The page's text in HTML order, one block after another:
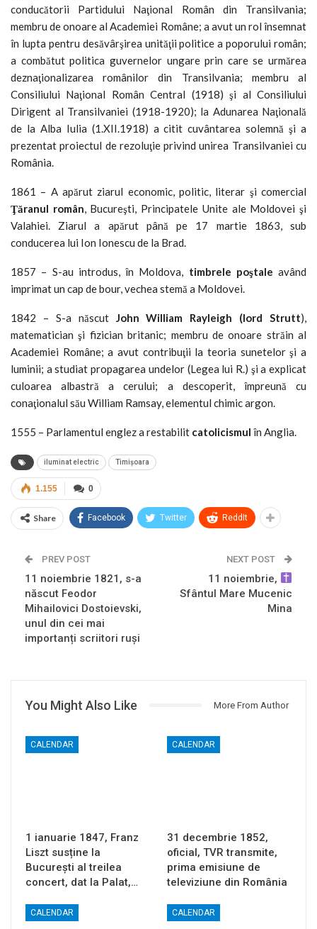
conducătorii Partidului Naţional Român din Transilvania;
membru de onoare al Academiei Române; a avut un rol însemnat
în lupta pentru desăvârşirea unităţii politice a poporului român;
a combătut politica guvernelor ungare prin care se urmărea
deznaţionalizarea românilor din Transilvania; membru al
Consiliului Naţional Român Central (1918) şi al Consiliului
Dirigent al Transilvaniei (1918-1920); la Adunarea Naţională
de la Alba Iulia (1.XII.1918) a citit cuvântarea solemnă şi a
prezentat proiectul de rezoluţie privind unirea Transilvaniei cu
România.
1861 – A apărut ziarul economic, politic, literar şi comercial
Ţăranul român, Bucureşti, Principatele Unite ale Moldovei şi
Valahiei. Ziarul a apărut până pe 17 martie 1863, sub
conducerea lui Ion Ionescu de la Brad.
1857 – S-au introdus, în Moldova, timbrele poştale având
imprimat un cap de bour, vechea stemă a Moldovei.
1842 – S-a născut John William Rayleigh (lord Strutt),
matematician şi fizician britanic; membru de onoare străin al
Academiei Române; a avut contribuţii la teoria sunetelor şi a
luminii; a studiat propagarea undelor (Legea lui R.) şi a explicat
culoarea albastră a cerului; a descoperit, împreună cu
conaţionalul său William Ramsay, elementul chimic argon.
1555 – Parlamentul englez a restabilit catolicismul în Anglia.
iluminat electric Timișoara
0
1.155
Share Facebook Twitter ReddIt
PREV POST
11 noiembrie 1821, s-a
născut Feodor
Mihailovici Dostoievski,
unul din cei mai
importanți scriitori ruși
NEXT POST
11 noiembrie,
Sfântul Mare Mucenic
Mina
You Might Also Like More From Author
CALENDAR
1 ianuarie 1847, Franz
Liszt susține la
București al treilea
concert, dat la Palat,…
CALENDAR
31 decembrie 1852,
oficial, TVR transmite,
prima emisiune de
televiziune din România
CALENDAR CALENDAR